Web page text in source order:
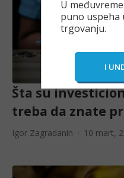
Šta su
treba da znate
Igor Zagradanin 10 mart,
U
puno uspeha
trgovanju.